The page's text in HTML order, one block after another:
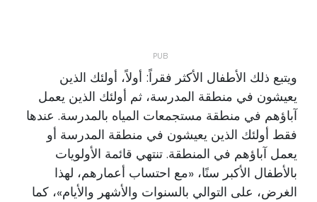
ويتبع ذلك الأطفال الأكثر فقراً: أولاً، أولئك الذين
يعيشون في منطقة المدرسة، ثم أولئك الذين يعمل
آباؤهم في منطقة مستجمعات المياه بالمدرسة. عندها
فقط أولئك الذين يعيشون في منطقة المدرسة أو
يعمل آباؤهم في المنطقة. تنتهي قائمة الأولويات
بالأطفال الأكبر سنًا، «مع احتساب أعمارهم، لهذا
الغرض، على التوالي بالسنوات والأشهر والأيام»، كما